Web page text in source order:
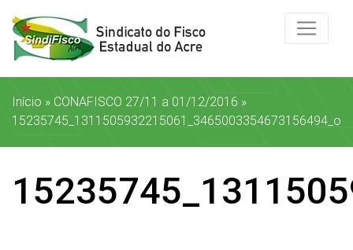
Início » CONAFISCO 27/11 a 01/12/2016 »
15235745_1311505932215061_3465003354673156494_o